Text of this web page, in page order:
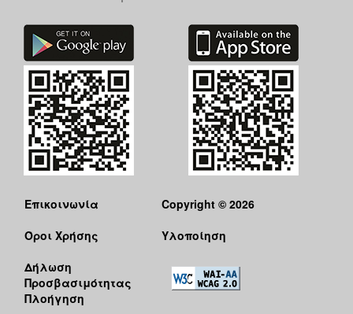
Επικοινωνία
Όροι Χρήσης
Δήλωση
Προσβασιμότητας
Πλοήγηση
Copyright © 2026
Υλοποίηση